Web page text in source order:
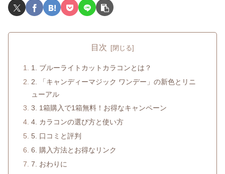
目次
1. ブルーライトカットカラコンとは？
2. 「キャンディーマジック ワンデー」の新色とリニ
ューアル
3. 1箱購入で1箱無料！お得なキャンペーン
4. カラコンの選び方と使い方
5. 口コミと評判
6. 購入方法とお得なリンク
7. おわりに